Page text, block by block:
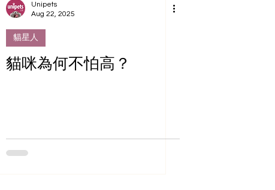
Unipets
Aug 22, 2025
貓星人
貓咪為何不怕高？